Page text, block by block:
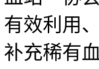
有效利用
补充稀有